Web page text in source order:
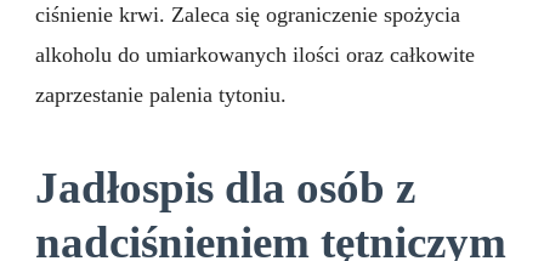
ciśnienie krwi. Zaleca się ograniczenie spożycia
alkoholu do umiarkowanych ilości oraz całkowite
zaprzestanie palenia tytoniu.
Jadłospis dla osób z
nadciśnieniem tętniczym